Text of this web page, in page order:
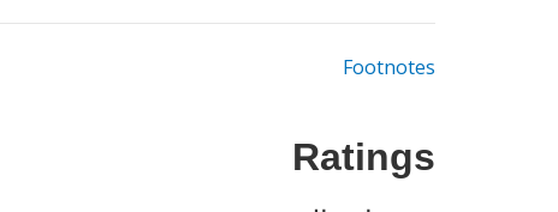
Footnotes
Ratings